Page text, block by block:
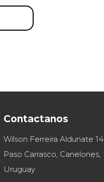
Contactanos
Wilson Ferreira Aldunate 14
Paso Carrasco, Canelones,
Uruguay